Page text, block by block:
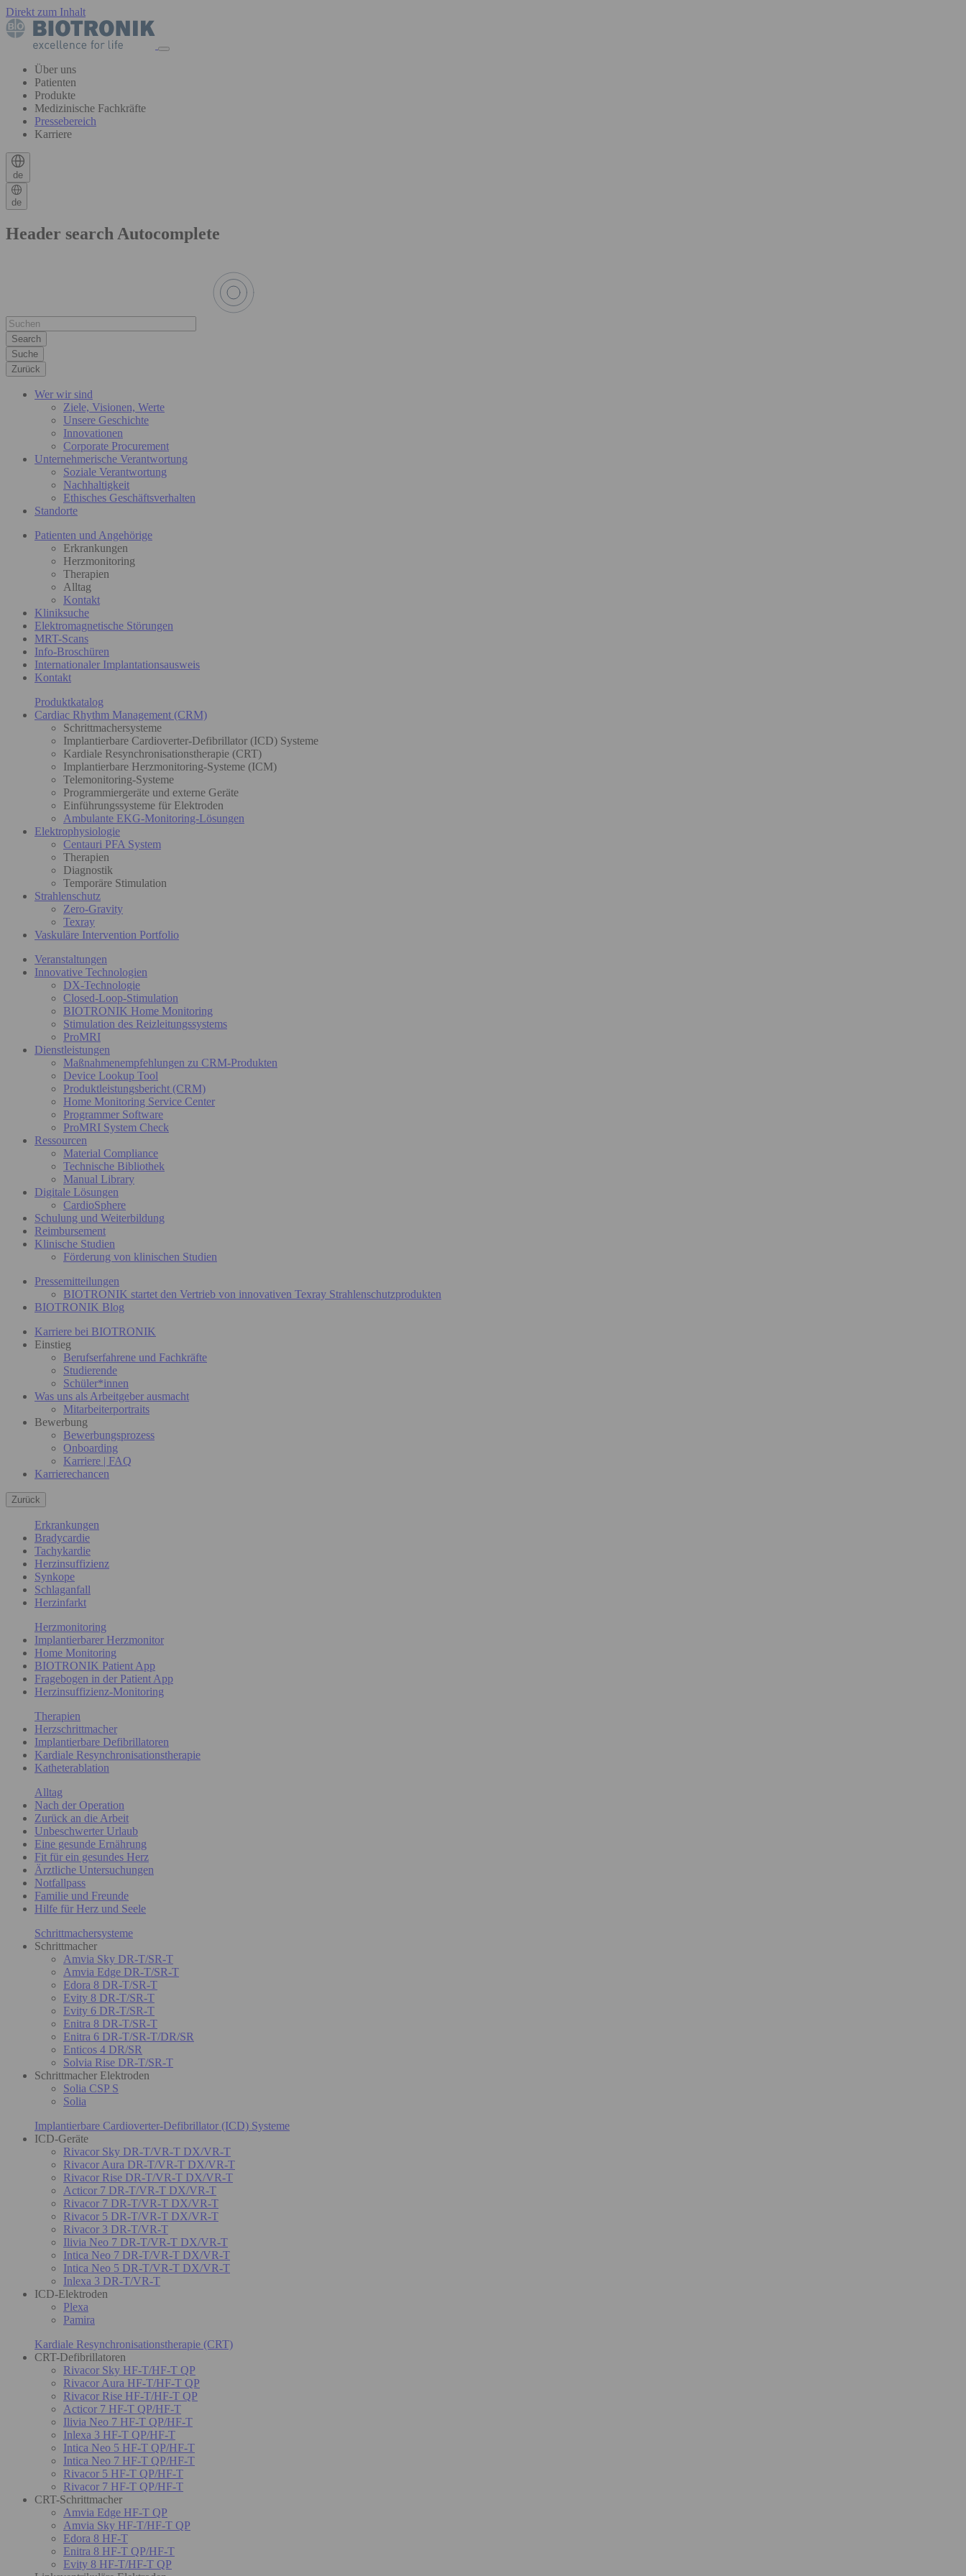
Direkt zum Inhalt
Über uns
Patienten
Produkte
Medizinische Fachkräfte
Pressebereich
Karriere
de
de
Header search Autocomplete
Suche
Zurück
Wer wir sind
Ziele, Visionen, Werte
Unsere Geschichte
Innovationen
Corporate Procurement
Unternehmerische Verantwortung
Soziale Verantwortung
Nachhaltigkeit
Ethisches Geschäftsverhalten
Standorte
Patienten und Angehörige
Erkrankungen
Herzmonitoring
Therapien
Alltag
Kontakt
Kliniksuche
Elektromagnetische Störungen
MRT-Scans
Info-Broschüren
Internationaler Implantationsausweis
Kontakt
Produktkatalog
Cardiac Rhythm Management (CRM)
Schrittmachersysteme
Implantierbare Cardioverter-Defibrillator (ICD) Systeme
Kardiale Resynchronisationstherapie (CRT)
Implantierbare Herzmonitoring-Systeme (ICM)
Telemonitoring-Systeme
Programmiergeräte und externe Geräte
Einführungssysteme für Elektroden
Ambulante EKG-Monitoring-Lösungen
Elektrophysiologie
Centauri PFA System
Therapien
Diagnostik
Temporäre Stimulation
Strahlenschutz
Zero-Gravity
Texray
Vaskuläre Intervention Portfolio
Veranstaltungen
Innovative Technologien
DX-Technologie
Closed-Loop-Stimulation
BIOTRONIK Home Monitoring
Stimulation des Reizleitungssystems
ProMRI
Dienstleistungen
Maßnahmenempfehlungen zu CRM-Produkten
Device Lookup Tool
Produktleistungsbericht (CRM)
Home Monitoring Service Center
Programmer Software
ProMRI System Check
Ressourcen
Material Compliance
Technische Bibliothek
Manual Library
Digitale Lösungen
CardioSphere
Schulung und Weiterbildung
Reimbursement
Klinische Studien
Förderung von klinischen Studien
Pressemitteilungen
BIOTRONIK startet den Vertrieb von innovativen Texray Strahlenschutzprodukten
BIOTRONIK Blog
Karriere bei BIOTRONIK
Einstieg
Berufserfahrene und Fachkräfte
Studierende
Schüler*innen
Was uns als Arbeitgeber ausmacht
Mitarbeiterportraits
Bewerbung
Bewerbungsprozess
Onboarding
Karriere | FAQ
Karrierechancen
Zurück
Erkrankungen
Bradycardie
Tachykardie
Herzinsuffizienz
Synkope
Schlaganfall
Herzinfarkt
Herzmonitoring
Implantierbarer Herzmonitor
Home Monitoring
BIOTRONIK Patient App
Fragebogen in der Patient App
Herzinsuffizienz-Monitoring
Therapien
Herzschrittmacher
Implantierbare Defibrillatoren
Kardiale Resynchronisationstherapie
Katheterablation
Alltag
Nach der Operation
Zurück an die Arbeit
Unbeschwerter Urlaub
Eine gesunde Ernährung
Fit für ein gesundes Herz
Ärztliche Untersuchungen
Notfallpass
Familie und Freunde
Hilfe für Herz und Seele
Schrittmachersysteme
Schrittmacher
Amvia Sky DR-T/SR-T
Amvia Edge DR-T/SR-T
Edora 8 DR-T/SR-T
Evity 8 DR-T/SR-T
Evity 6 DR-T/SR-T
Enitra 8 DR-T/SR-T
Enitra 6 DR-T/SR-T/DR/SR
Enticos 4 DR/SR
Solvia Rise DR-T/SR-T
Schrittmacher Elektroden
Solia CSP S
Solia
Implantierbare Cardioverter-Defibrillator (ICD) Systeme
ICD-Geräte
Rivacor Sky DR-T/VR-T DX/VR-T
Rivacor Aura DR-T/VR-T DX/VR-T
Rivacor Rise DR-T/VR-T DX/VR-T
Acticor 7 DR-T/VR-T DX/VR-T
Rivacor 7 DR-T/VR-T DX/VR-T
Rivacor 5 DR-T/VR-T DX/VR-T
Rivacor 3 DR-T/VR-T
Ilivia Neo 7 DR-T/VR-T DX/VR-T
Intica Neo 7 DR-T/VR-T DX/VR-T
Intica Neo 5 DR-T/VR-T DX/VR-T
Inlexa 3 DR-T/VR-T
ICD-Elektroden
Plexa
Pamira
Kardiale Resynchronisationstherapie (CRT)
CRT-Defibrillatoren
Rivacor Sky HF-T/HF-T QP
Rivacor Aura HF-T/HF-T QP
Rivacor Rise HF-T/HF-T QP
Acticor 7 HF-T QP/HF-T
Ilivia Neo 7 HF-T QP/HF-T
Inlexa 3 HF-T QP/HF-T
Intica Neo 5 HF-T QP/HF-T
Intica Neo 7 HF-T QP/HF-T
Rivacor 5 HF-T QP/HF-T
Rivacor 7 HF-T QP/HF-T
CRT-Schrittmacher
Amvia Edge HF-T QP
Amvia Sky HF-T/HF-T QP
Edora 8 HF-T
Enitra 8 HF-T QP/HF-T
Evity 8 HF-T/HF-T QP